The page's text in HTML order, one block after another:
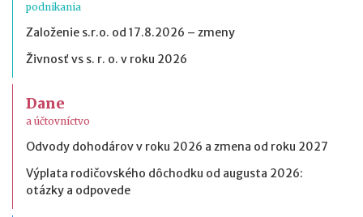
podnikania
Založenie s.r.o. od 17.8.2026 – zmeny
Živnosť vs s. r. o. v roku 2026
Dane
a účtovníctvo
Odvody dohodárov v roku 2026 a zmena od roku 2027
Výplata rodičovského dôchodku od augusta 2026:
otázky a odpovede